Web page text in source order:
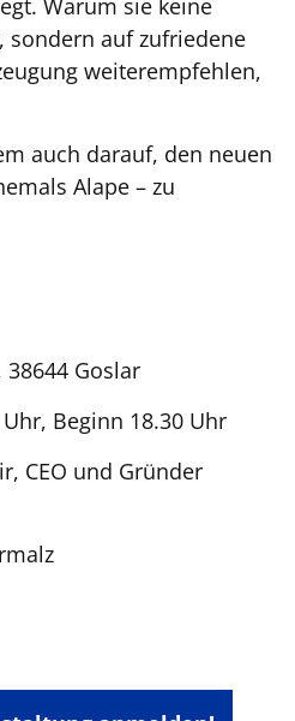
Warum sie keine
sondern auf zufriedene
weiterempfehlen,
auch darauf, den neuen
Alape – zu
Goslar
Beginn 18.30 Uhr
CEO und Gründer